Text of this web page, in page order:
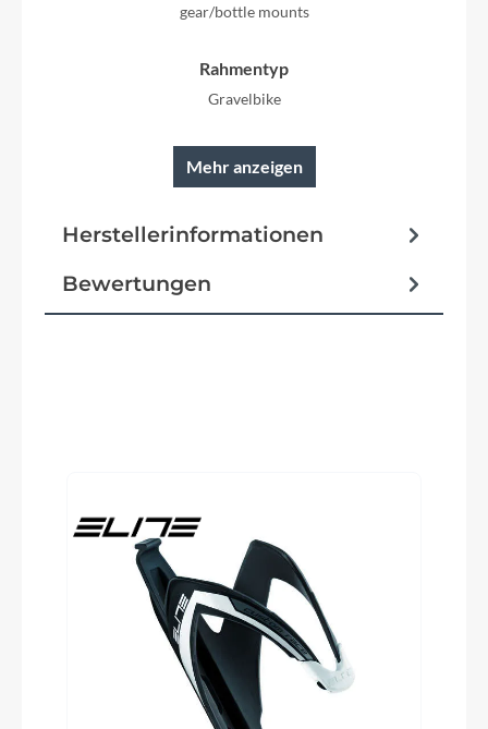
gear/bottle mounts
Rahmentyp
Gravelbike
Modelljahr
Rahmenmaterial
Superlight Series 0 Carbon Construction
Integrated, 1-1/8" - 1-1/2"
Gabel
LAB71 Topstone, Superlight Series 0 Carbon
Construction, 1-1/8" to 1.5" steerer, 55mm
OutFront offset, flat mount disc, internal routing,
12x100 thru-axle, triple bottle/gear mounts,
fender mounts
Mehr anzeigen
Herstellerinformationen
Bewertungen